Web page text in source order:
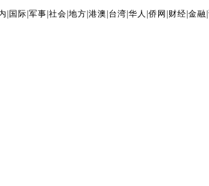
国际 |军事 |社会 |地方 |港澳 台湾 |华人 |侨网 财经 |金融 |